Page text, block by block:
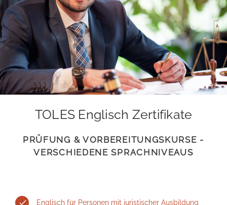
TOLES Englisch Zertifikate
PRÜFUNG & VORBEREITUNGSKURSE -
VERSCHIEDENE SPRACHNIVEAUS
Englisch für Personen mit juristischer Ausbildung